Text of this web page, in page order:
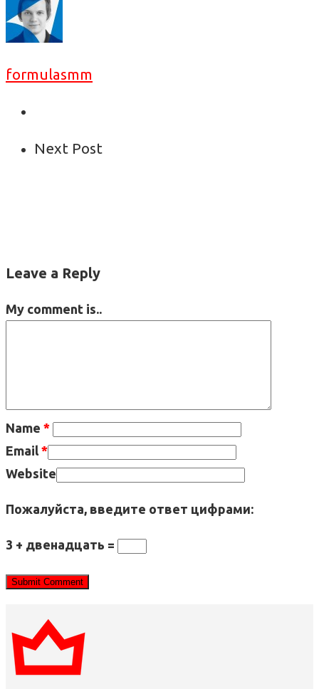
formulasmm
Next Post
Leave a Reply
My comment is..
Name *
Email *
Website
Пожалуйста, введите ответ цифрами:
3 + двенадцать =